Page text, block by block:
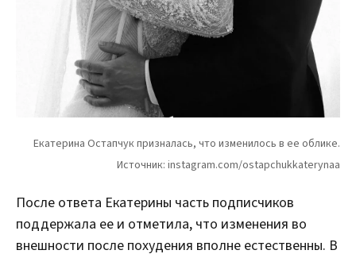
После ответа Екатерины часть подписчиков
поддержала ее и отметила, что изменения во
внешности после похудения вполне естественны. В